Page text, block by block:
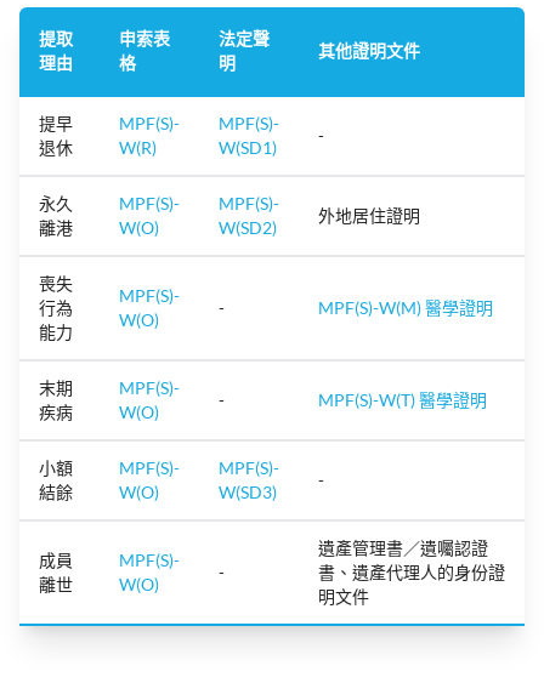
提取
理由
申索表
格
法定聲
明
其他證明文件
提早
退休
MPF(S)-
W(R)
MPF(S)-
W(SD1)
-
永久
離港
MPF(S)-
W(O)
MPF(S)-
W(SD2)
外地居住證明
喪失
行為
能力
MPF(S)-
W(O)
- MPF(S)-W(M) 醫學證明
末期
疾病
MPF(S)-
W(O)
- MPF(S)-W(T) 醫學證明
小額
結餘
MPF(S)-
W(O)
MPF(S)-
W(SD3)
-
成員
離世
MPF(S)-
W(O)
-
遺產管理書／遺囑認證
書、遺產代理人的身份證
明文件